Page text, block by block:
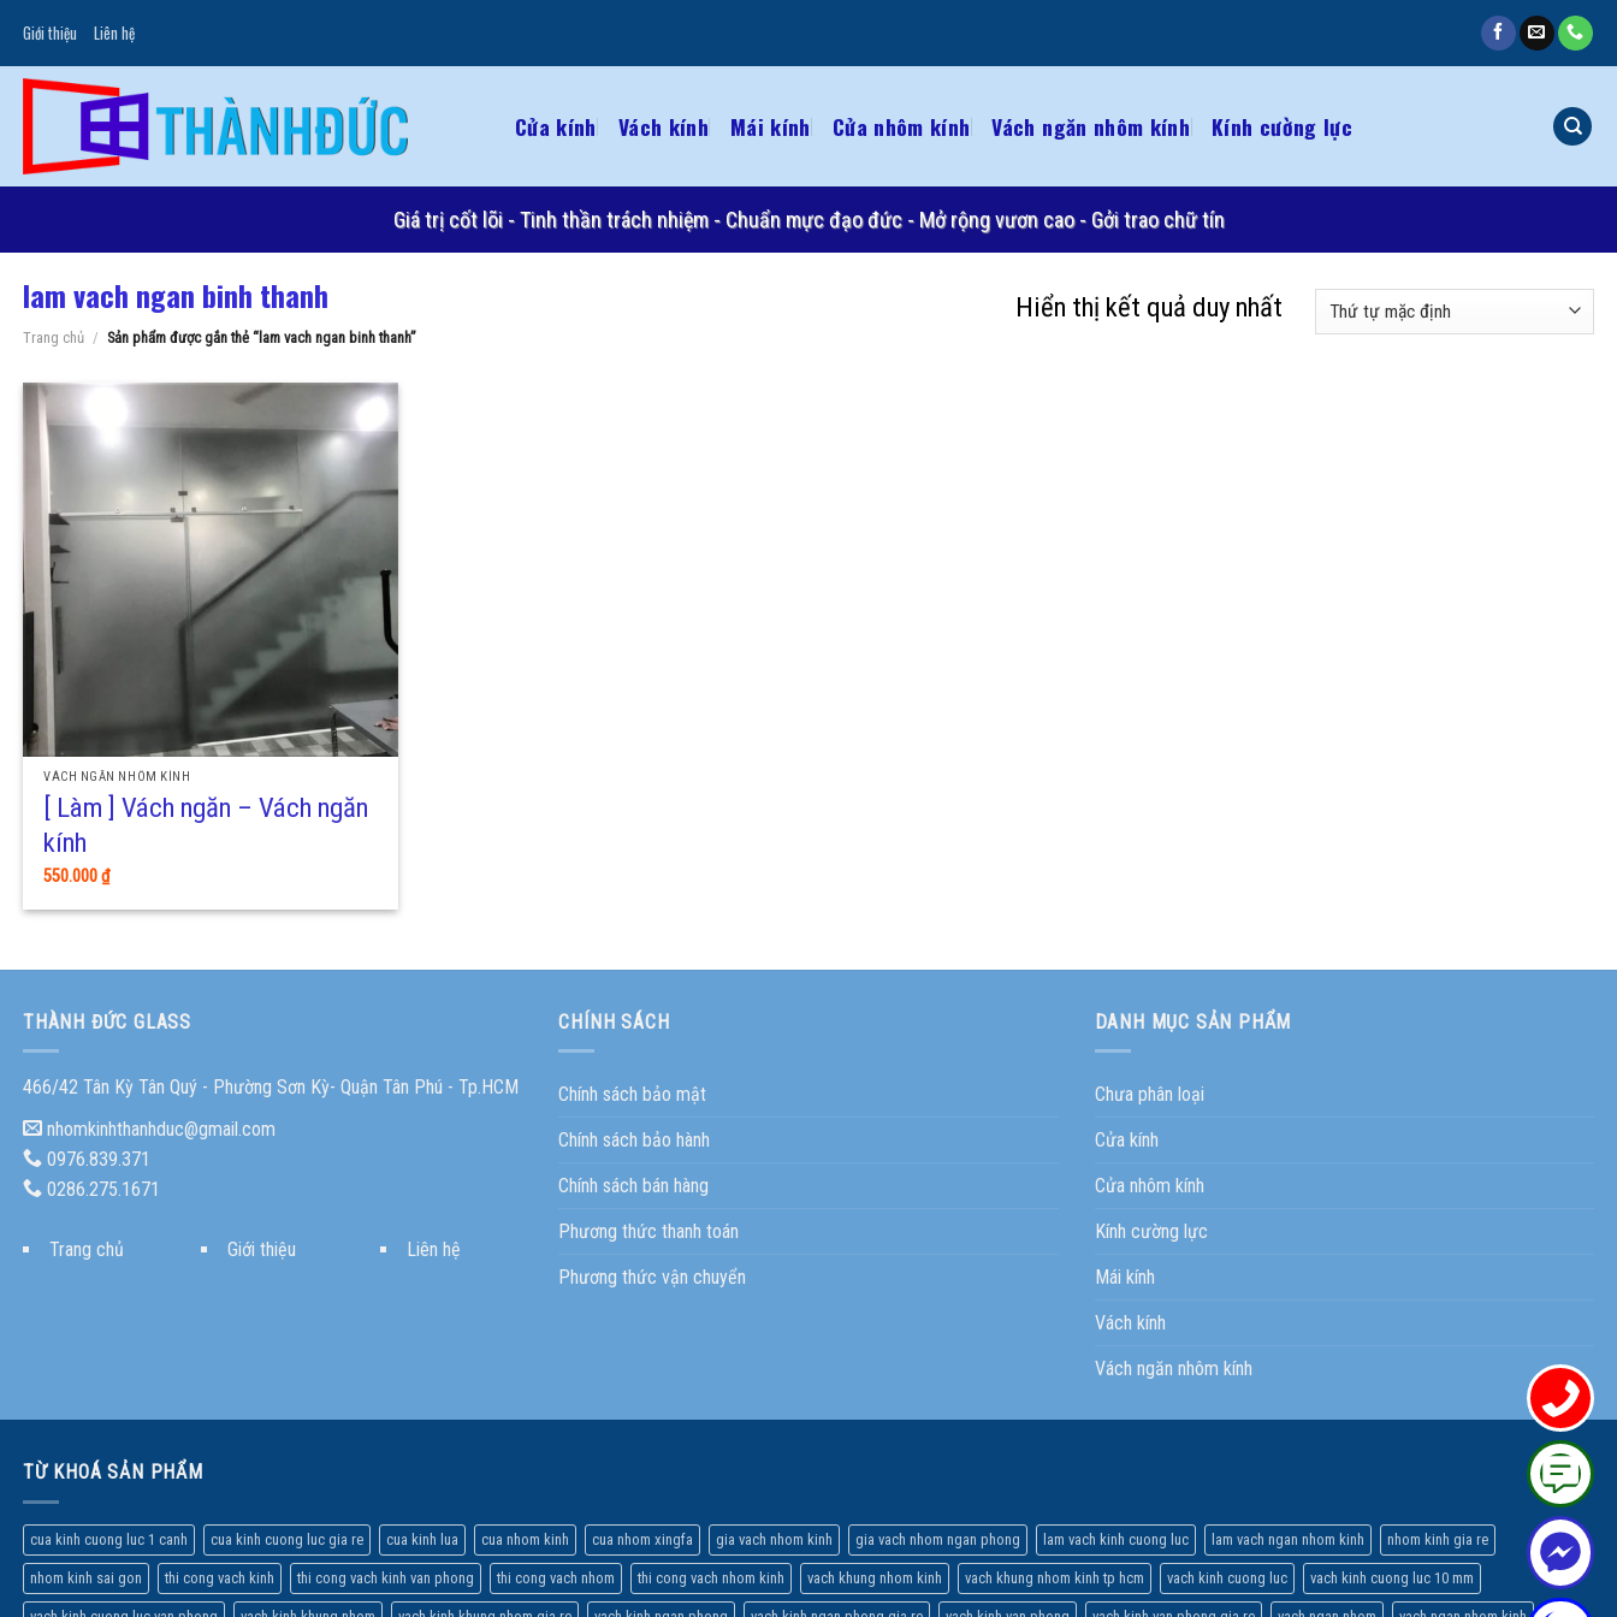
content
Giới thiệu Liên hệ
Cửa kính Vách kính Mái kính Cửa nhôm kính Vách ngăn nhôm kính Kính cường lực
Giá trị cốt lõi - Tinh thần trách nhiệm - Chuẩn mực đạo đức - Mở rộng vươn cao - Gởi trao chữ tín
lam vach ngan binh thanh
Trang chủ / Sản phẩm được gắn thẻ “lam vach ngan binh thanh”
Hiển thị kết quả duy nhất
VÁCH NGĂN NHÔM KÍNH
[ Làm ] Vách ngăn – Vách ngăn
kính
550.000₫
THÀNH ĐỨC GLASS
466/42 Tân Kỳ Tân Quý - Phường Sơn Kỳ- Quận Tân Phú - Tp.HCM
nhomkinhthanhduc@gmail.com
0976.839.371
0286.275.1671
Trang chủ Giới thiệu Liên hệ
CHÍNH SÁCH
Chính sách bảo mật
Chính sách bảo hành
Chính sách bán hàng
Phương thức thanh toán
Phương thức vận chuyển
DANH MỤC SẢN PHẨM
Chưa phân loại
Cửa kính
Cửa nhôm kính
Kính cường lực
Mái kính
Vách kính
Vách ngăn nhôm kính
TỪ KHOÁ SẢN PHẨM
cua kinh cuong luc 1 canh cua kinh cuong luc gia re cua kinh lua cua nhom kinh cua nhom xingfa gia vach nhom kinh gia vach nhom ngan phong lam vach kinh cuong luc lam vach ngan nhom kinh nhom kinh gia re
nhom kinh sai gon thi cong vach kinh thi cong vach kinh van phong thi cong vach nhom thi cong vach nhom kinh vach khung nhom kinh vach khung nhom kinh tp hcm vach kinh cuong luc vach kinh cuong luc 10 mm